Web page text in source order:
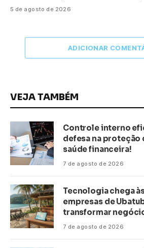
5 de agosto de 2026
ADICIONAR
VEJA TAMBÉM
Controle interno
defesa na proteção
saúde financeira!
7 de agosto de 2026
Tecnologia chega
empresas de
transformar
turismo no litoral
7 de agosto de 2026